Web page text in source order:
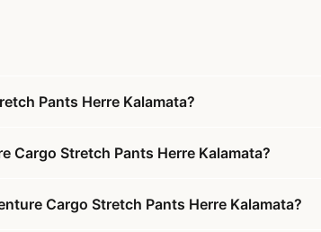
Pants Herre Kalamata?
Cargo Stretch Pants Herre Kalamata?
Cargo Stretch Pants Herre Kalamata?